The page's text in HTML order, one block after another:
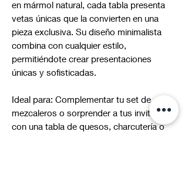
en mármol natural, cada tabla presenta
vetas únicas que la convierten en una
pieza exclusiva. Su diseño minimalista
combina con cualquier estilo,
permitiéndote crear presentaciones
únicas y sofisticadas.
Ideal para: Complementar tu set de
mezcaleros o sorprender a tus invitados
con una tabla de quesos, charcutería o